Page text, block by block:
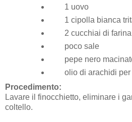
1 uovo
1 cipolla bianca
2 cucchiai di
poco sale
pepe nero
olio di arachidi per
Procedimento:
Lavare il finocchietto, eliminare i
coltello.